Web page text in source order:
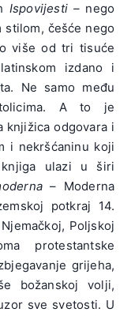
Ispovijesti – nego
stilom, češće nego
više od tri tisuće
izdano i
Ne samo među
A to je
knjižica odgovara i
i nekršćaninu koji
ulazi u širi
– Moderna
potkraj 14.
Poljskoj
protestantske
grijeha,
božanskoj volji,
sve svetosti. U